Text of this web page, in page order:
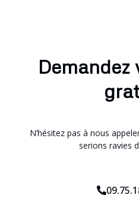
Demandez
N’hésitez pas à nous
serions ravies